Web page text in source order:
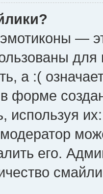
—
а :(
форме
используя
его.